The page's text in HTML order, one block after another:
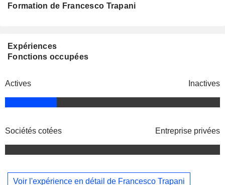
Formation de Francesco Trapani
Expériences
Fonctions occupées
Actives Inactives
Sociétés cotées Entreprise privées
Voir l'expérience en détail de Francesco Trapani